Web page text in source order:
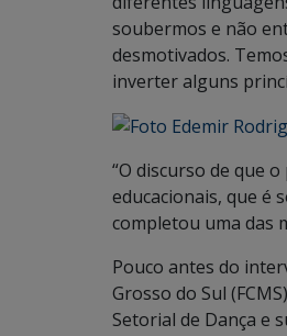
soubermos e não
desmotivados.
inverter alguns
“O discurso de que
educacionais, que é
completou uma das
Pouco antes do
Grosso do Sul
Setorial de Dança e